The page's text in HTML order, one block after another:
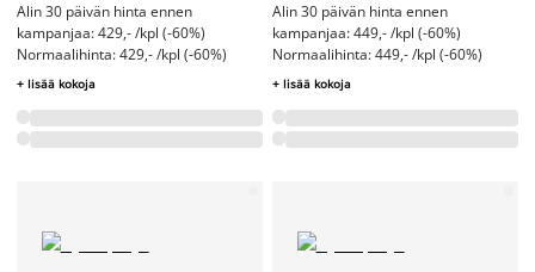
Alin 30 päivän hinta ennen
kampanjaa: 429,- /kpl (-60%)
Normaalihinta: 429,- /kpl (-60%)
+ lisää kokoja
Alin 30 päivän hinta ennen
kampanjaa: 449,- /kpl (-60%)
Normaalihinta: 449,- /kpl (-60%)
+ lisää kokoja